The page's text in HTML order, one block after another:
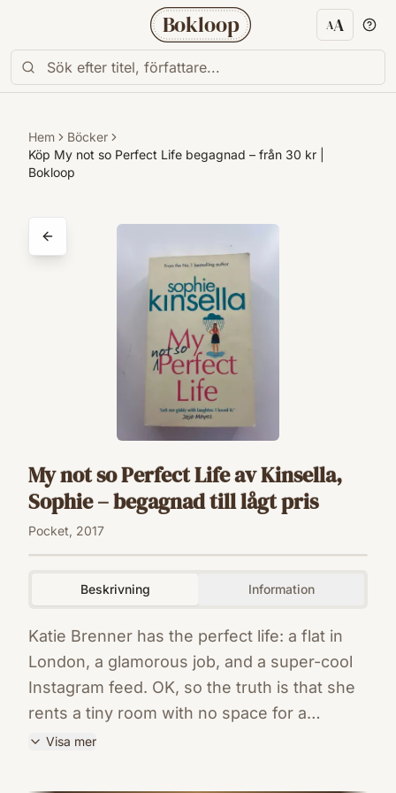
Bokloop AA
Hem
Böcker
Köp My not so Perfect Life begagnad – från 30 kr |
Bokloop
My not so Perfect Life av Kinsella,
Sophie – begagnad till lågt pris
Pocket, 2017
Beskrivning Information
Katie Brenner has the perfect life: a flat in
London, a glamorous job, and a super-cool
Instagram feed. OK, so the truth is that she
rents a tiny room with no space for a
wardrobe, has a hideous commute to a
Visa mer